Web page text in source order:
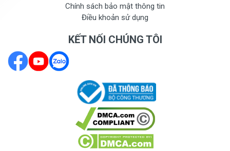
Chính sách bảo mật thông tin
Điều khoản sử dụng
KẾT NỐI CHÚNG TÔI